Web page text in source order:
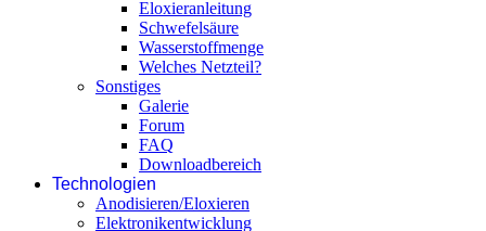
Eloxieranleitung
Schwefelsäure
Wasserstoffmenge
Welches Netzteil?
Sonstiges
Galerie
Forum
FAQ
Downloadbereich
Technologien
Anodisieren/Eloxieren
Elektronikentwicklung